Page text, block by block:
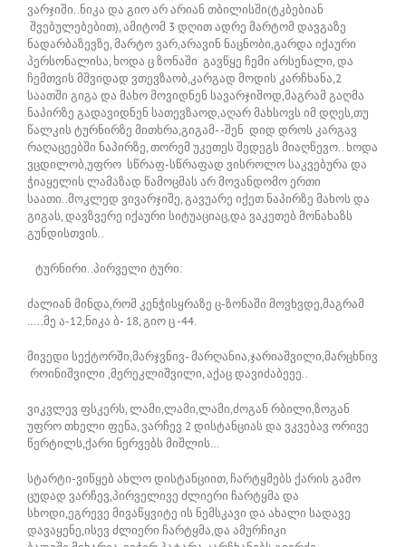
ვარჯიში..ნიკა და გიო არ არიან თბილისში(ტკბებიან
შვებულებებით), ამიტომ 3 დღით ადრე მარტომ დავგაზე
ნადარბაზევზე, მარტო ვარ,არავინ ნაცნობი,გარდა იქაური
პერსონალისა, ხოდა ც ზონაში გავწყე ჩემი არსენალი, და
ჩემთვის მშვიდად ვთევზაობ,კარგად მოდის კარჩხანა,2
საათში გიგა და მახო მოვიდნენ სავარჯიშოდ,მაგრამ გაღმა
ნაპირზე გადავიდნენ სათევზაოდ,აღარ მახსოვს იმ დღეს,თუ
წალკის ტურნირზე მითხრა,გიგამ- -შენ დიდ დროს კარგავ
რაღაცეებში ნაპირზე, თორემ უკეთეს შედეგს მიაღწევო.. ხოდა
ვცდილობ,უფრო სწრაფ-სწრაფად ვისროლო საკვებურა და
ჭიაყელის ლამაზად წამოცმას არ მოვანდომო ერთი
საათი..მოკლედ ვივარჯიშე, გავუარე იქეთ ნაპირზე მახოს და
გიგას, დავზვერე იქაური სიტუაციაც,და ვაკეთებ მონახაზს
გუნდისთვის..
ტურნირი..პირველი ტური:
ძალიან მინდა,რომ კენჭისყრაზე ც-ზონაში მოვხვდე,მაგრამ
…..მე ა-12,ნიკა ბ- 18, გიო ც -44.
მივედი სექტორში,მარჯვნივ- მარღანია,ჯარიაშვილი,მარცხნივ
როინიშვილი ,მერეკლიშვილი, აქაც დავიძაბეეე..
ვიკვლევ ფსკერს, ლამი,ლამი,ლამი,ძოგან რბილი,ზოგან
უფრო თხელი ფენა, ვარჩევ 2 დისტანციას და ვკვებავ ორივე
წერტილს,ქარი ნერვებს მიშლის…
სტარტი-ვიწყებ ახლო დისტანციით, ჩარტყმებს ქარის გამო
ცუდად ვარჩევ,პირველივე ძლიერი ჩარტყმა და
სხოდი,ეგრევე მივაწყვიტე ის ნემსკავი და ახალი სადავე
დავაყენე,ისევ ძლიერი ჩარტყმა,და ამურჩიკი